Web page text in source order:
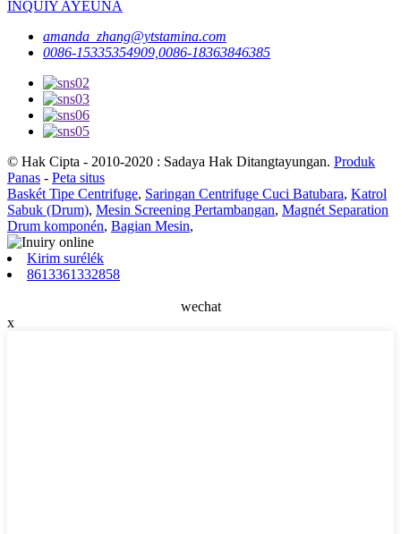
INQUIY AYEUNA
amanda_zhang@ytstamina.com
0086-15335354909,0086-18363846385
© Hak Cipta - 2010-2020 : Sadaya Hak Ditangtayungan. Produk
Panas - Peta situs
Baskét Tipe Centrifuge, Saringan Centrifuge Cuci Batubara, Katrol
Sabuk (Drum), Mesin Screening Pertambangan, Magnét Separation
Drum komponén, Bagian Mesin,
Kirim surélék
8613361332858
wechat
x